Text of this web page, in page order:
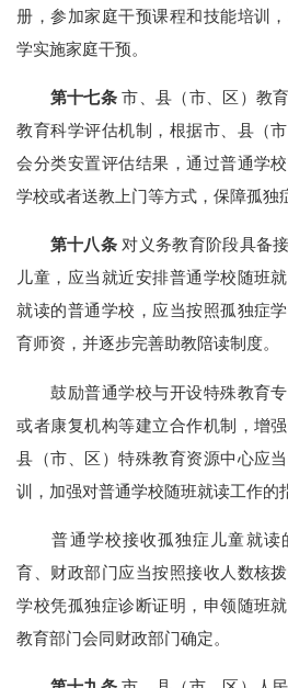
册，参加家庭干预课程和技能培训
学实施家庭干预。
第十七条 市、县（市、区）教
教育科学评估机制，根据市、县（
会分类安置评估结果，通过普通学
学校或者送教上门等方式，保障孤独
第十八条 对义务教育阶段具备
儿童，应当就近安排普通学校随班
就读的普通学校，应当按照孤独症
育师资，并逐步完善助教陪读制度。
鼓励普通学校与开设特殊教育专
或者康复机构等建立合作机制，增
县（市、区）特殊教育资源中心应
训，加强对普通学校随班就读工作的
普通学校接收孤独症儿童就读
育、财政部门应当按照接收人数核
学校凭孤独症诊断证明，申领随班
教育部门会同财政部门确定。